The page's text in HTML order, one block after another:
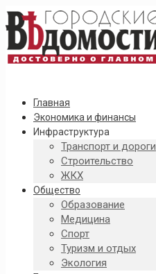
Главная
Экономика и финансы
Инфраструктура
Транспорт и дороги
Строительство
ЖКХ
Общество
Образование
Медицина
Спорт
Туризм и отдых
Экология